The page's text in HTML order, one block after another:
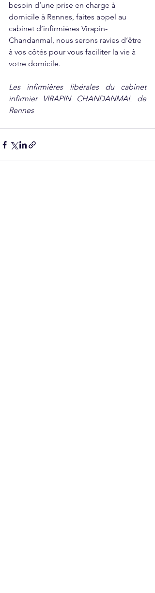
besoin d’une prise en charge à
domicile à Rennes, faites appel au
cabinet d’infirmières Virapin-
Chandanmal, nous serons ravies d’être
à vos côtés pour vous faciliter la vie à
votre domicile.
Les infirmières libérales du cabinet
infirmier VIRAPIN CHANDANMAL de
Rennes